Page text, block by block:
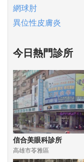
網球肘
異位性皮膚炎
今日熱門診所
信合美眼科診所
高雄市苓雅區